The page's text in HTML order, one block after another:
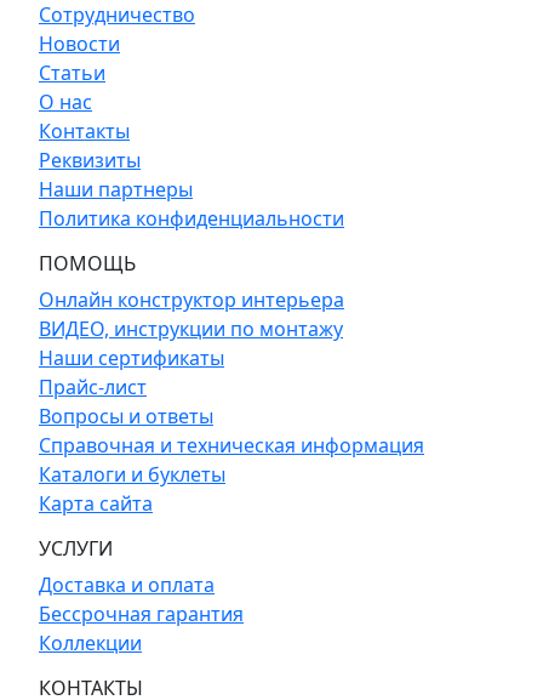
Сотрудничество
Новости
Статьи
О нас
Контакты
Реквизиты
Наши партнеры
Политика конфиденциальности
ПОМОЩЬ
Онлайн конструктор интерьера
ВИДЕО, инструкции по монтажу
Наши сертификаты
Прайс-лист
Вопросы и ответы
Справочная и техническая информация
Каталоги и буклеты
Карта сайта
УСЛУГИ
Доставка и оплата
Бессрочная гарантия
Коллекции
КОНТАКТЫ